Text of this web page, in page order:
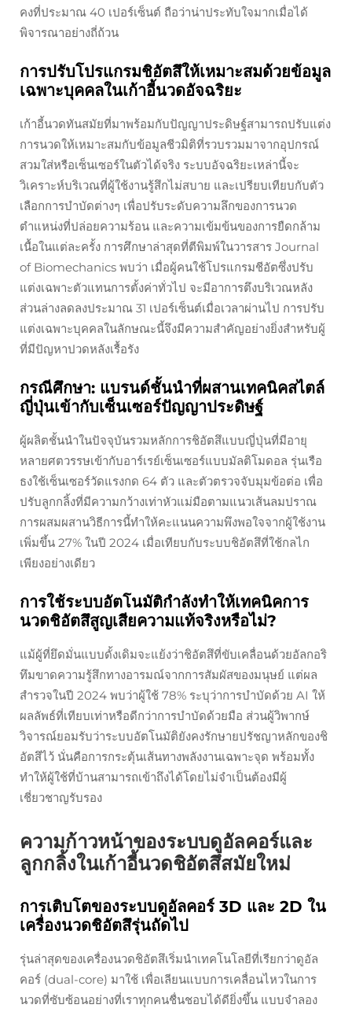
คงที่ประมาณ 40 เปอร์เซ็นต์ ถือว่าน่าประทับใจมากเมื่อได้
พิจารณาอย่างถี่ถ้วน
การปรับโปรแกรมชิอัตสึให้เหมาะสมด้วยข้อมูล
เฉพาะบุคคลในเก้าอี้นวดอัจฉริยะ
เก้าอี้นวดทันสมัยที่มาพร้อมกับปัญญาประดิษฐ์สามารถปรับแต่ง
การนวดให้เหมาะสมกับข้อมูลชีวมิติที่รวบรวมมาจากอุปกรณ์
สวมใส่หรือเซ็นเซอร์ในตัวได้จริง ระบบอัจฉริยะเหล่านี้จะ
วิเคราะห์บริเวณที่ผู้ใช้งานรู้สึกไม่สบาย และเปรียบเทียบกับตัว
เลือกการบำบัดต่างๆ เพื่อปรับระดับความลึกของการนวด
ตำแหน่งที่ปล่อยความร้อน และความเข้มข้นของการยืดกล้าม
เนื้อในแต่ละครั้ง การศึกษาล่าสุดที่ตีพิมพ์ในวารสาร Journal
of Biomechanics พบว่า เมื่อผู้คนใช้โปรแกรมชีอัตซึ่งปรับ
แต่งเฉพาะตัวแทนการตั้งค่าทั่วไป จะมีอาการตึงบริเวณหลัง
ส่วนล่างลดลงประมาณ 31 เปอร์เซ็นต์เมื่อเวลาผ่านไป การปรับ
แต่งเฉพาะบุคคลในลักษณะนี้จึงมีความสำคัญอย่างยิ่งสำหรับผู้
ที่มีปัญหาปวดหลังเรื้อรัง
กรณีศึกษา: แบรนด์ชั้นนำที่ผสานเทคนิคสไตล์
ญี่ปุ่นเข้ากับเซ็นเซอร์ปัญญาประดิษฐ์
ผู้ผลิตชั้นนำในปัจจุบันรวมหลักการชิอัตสึแบบญี่ปุ่นที่มีอายุ
หลายศตวรรษเข้ากับอาร์เรย์เซ็นเซอร์แบบมัลติโมดอล รุ่นเรือ
ธงใช้เซ็นเซอร์วัดแรงกด 64 ตัว และตัวตรวจจับมุมข้อต่อ เพื่อ
ปรับลูกกลิ้งที่มีความกว้างเท่าหัวแม่มือตามแนวเส้นลมปราณ
การผสมผสานวิธีการนี้ทำให้คะแนนความพึงพอใจจากผู้ใช้งาน
เพิ่มขึ้น 27% ในปี 2024 เมื่อเทียบกับระบบชิอัตสึที่ใช้กลไก
เพียงอย่างเดียว
การใช้ระบบอัตโนมัติกำลังทำให้เทคนิคการ
นวดชิอัตสึสูญเสียความแท้จริงหรือไม่?
แม้ผู้ที่ยึดมั่นแบบดั้งเดิมจะแย้งว่าชิอัตสึที่ขับเคลื่อนด้วยอัลกอริ
ทึมขาดความรู้สึกทางอารมณ์จากการสัมผัสของมนุษย์ แต่ผล
สำรวจในปี 2024 พบว่าผู้ใช้ 78% ระบุว่าการบำบัดด้วย AI ให้
ผลลัพธ์ที่เทียบเท่าหรือดีกว่าการบำบัดด้วยมือ ส่วนผู้วิพากษ์
วิจารณ์ยอมรับว่าระบบอัตโนมัติยังคงรักษายปรัชญาหลักของชิ
อัตสึไว้ นั่นคือการกระตุ้นเส้นทางพลังงานเฉพาะจุด พร้อมทั้ง
ทำให้ผู้ใช้ที่บ้านสามารถเข้าถึงได้โดยไม่จำเป็นต้องมีผู้
เชี่ยวชาญรับรอง
ความก้าวหน้าของระบบดูอัลคอร์และ
ลูกกลิ้งในเก้าอี้นวดชิอัตสึสมัยใหม่
การเติบโตของระบบดูอัลคอร์ 3D และ 2D ใน
เครื่องนวดชิอัตสึรุ่นถัดไป
รุ่นล่าสุดของเครื่องนวดชิอัตสึเริ่มนำเทคโนโลยีที่เรียกว่าดูอัล
คอร์ (dual-core) มาใช้ เพื่อเลียนแบบการเคลื่อนไหวในการ
นวดที่ซับซ้อนอย่างที่เราทุกคนชื่นชอบได้ดียิ่งขึ้น แบบจำลอง